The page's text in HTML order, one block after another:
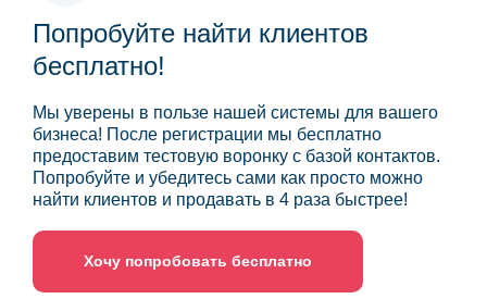
Попробуйте найти клиентов
бесплатно!
Мы уверены в пользе нашей системы для вашего
бизнеса! После регистрации мы бесплатно
предоставим тестовую воронку с базой контактов.
Попробуйте и убедитесь сами как просто можно
найти клиентов и продавать в 4 раза быстрее!
Хочу попробовать бесплатно